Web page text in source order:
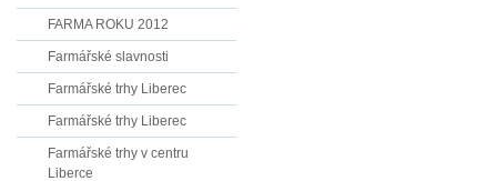
FARMA ROKU 2012
Farmářské slavnosti
Farmářské trhy Liberec
Farmářské trhy Liberec
Farmářské trhy v centru
Liberce